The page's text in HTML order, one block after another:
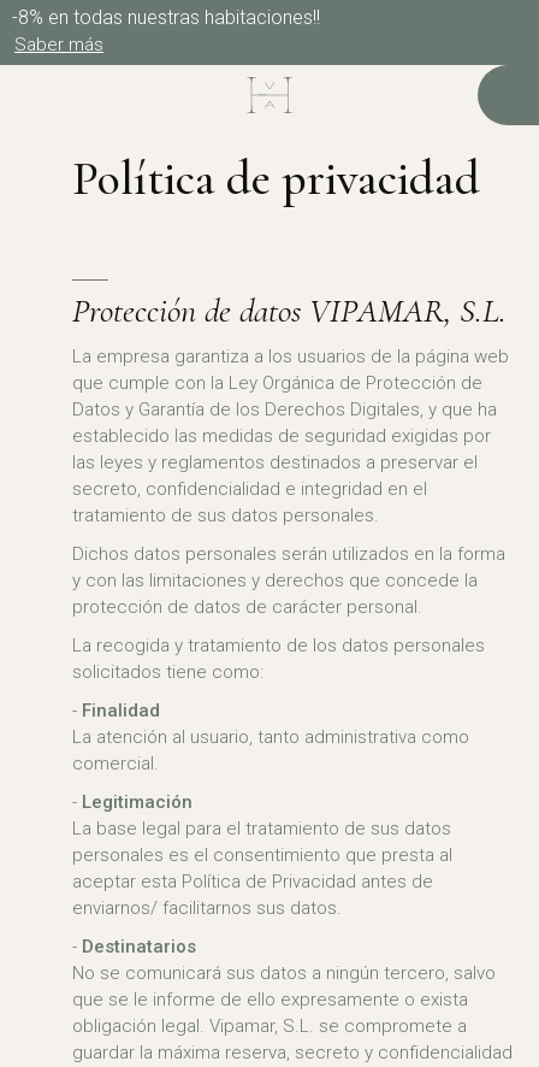
-8% en todas nuestras habitaciones!!
Saber más
Política de privacidad
Protección de datos VIPAMAR, S.L.
La empresa garantiza a los usuarios de la página web
que cumple con la Ley Orgánica de Protección de
Datos y Garantía de los Derechos Digitales, y que ha
establecido las medidas de seguridad exigidas por
las leyes y reglamentos destinados a preservar el
secreto, confidencialidad e integridad en el
tratamiento de sus datos personales.
Dichos datos personales serán utilizados en la forma
y con las limitaciones y derechos que concede la
protección de datos de carácter personal.
La recogida y tratamiento de los datos personales
solicitados tiene como:
Finalidad
La atención al usuario, tanto administrativa como
comercial.
Legitimación
La base legal para el tratamiento de sus datos
personales es el consentimiento que presta al
aceptar esta Política de Privacidad antes de
enviarnos/ facilitarnos sus datos.
Destinatarios
No se comunicará sus datos a ningún tercero, salvo
que se le informe de ello expresamente o exista
obligación legal. Vipamar, S.L. se compromete a
guardar la máxima reserva, secreto y confidencialidad